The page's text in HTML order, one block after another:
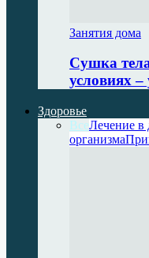
Занятия дома
Сушка
условиях
Здоровье
ВсеЛечение в
организма